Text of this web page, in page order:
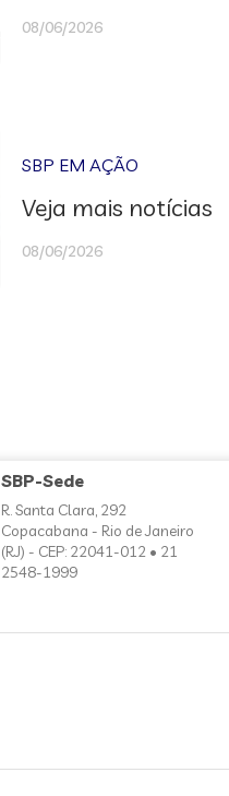
08/06/2026
SBP EM AÇÃO
Veja mais notícias
08/06/2026
SBP-Sede
R. Santa Clara, 292
Copacabana - Rio de Janeiro
(RJ) - CEP: 22041-012 • 21
2548-1999